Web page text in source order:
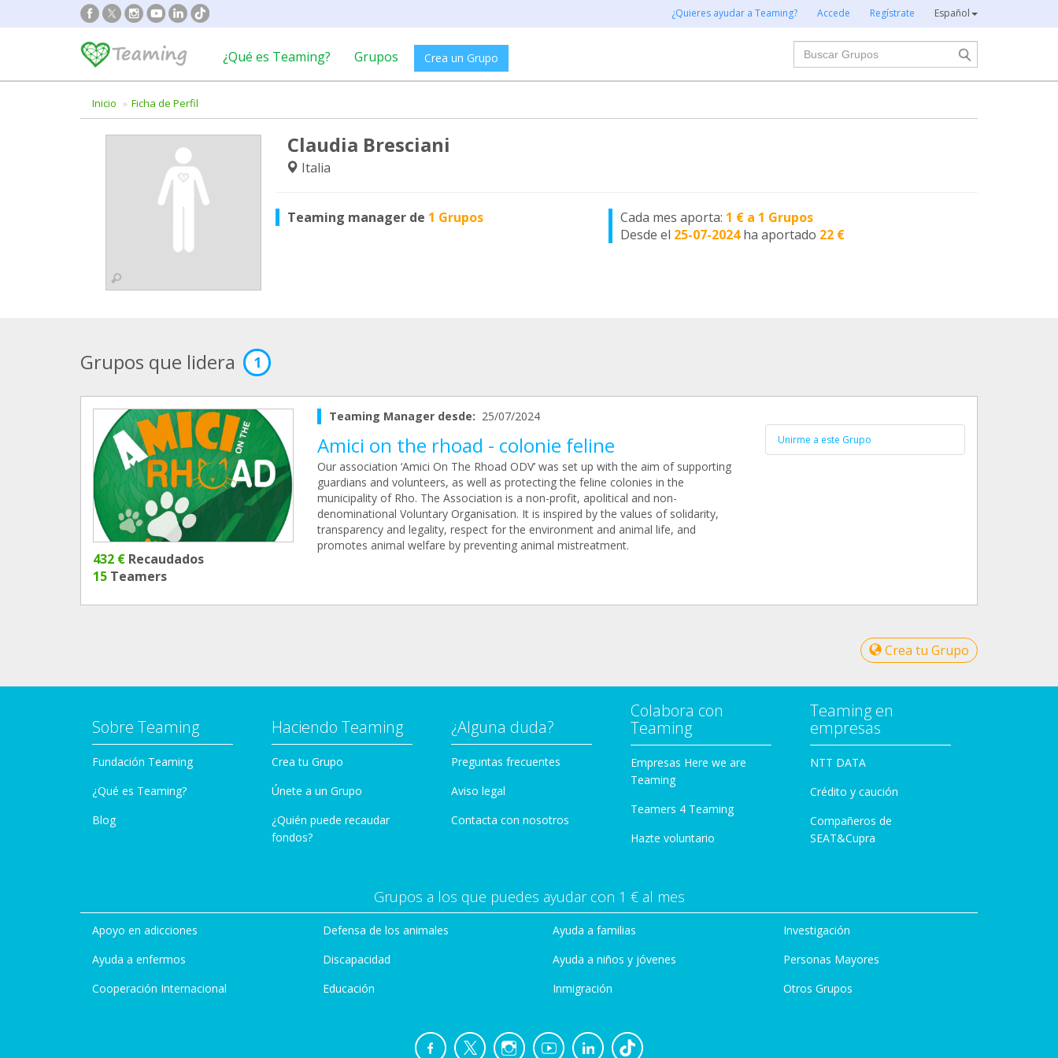
¿Quieres ayudar a Teaming? Accede Regístrate Español
¿Qué es Teaming? Grupos Crea un Grupo
Buscar
Inicio Ficha de Perfil
Claudia Bresciani
Italia
Teaming manager de 1 Grupos Cada mes aporta: 1 € a 1 Grupos
Desde el 25-07-2024 ha aportado 22 €
Grupos que lidera 1
432 € Recaudados
15 Teamers
Teaming Manager desde: 25/07/2024
Amici on the rhoad - colonie feline
Our association ‘Amici On The Rhoad ODV’ was set up with the aim of supporting
guardians and volunteers, as well as protecting the feline colonies in the
municipality of Rho. The Association is a non-profit, apolitical and non-
denominational Voluntary Organisation. It is inspired by the values of solidarity,
transparency and legality, respect for the environment and animal life, and
promotes animal welfare by preventing animal mistreatment.
Unirme a este Grupo
Crea tu Grupo
Sobre Teaming
Fundación Teaming
¿Qué es Teaming?
Blog
Haciendo Teaming
Crea tu Grupo
Únete a un Grupo
¿Quién puede recaudar
fondos?
¿Alguna duda?
Preguntas frecuentes
Aviso legal
Contacta con nosotros
Colabora con
Teaming
Empresas Here we are
Teaming
Teamers 4 Teaming
Hazte voluntario
Teaming en
empresas
NTT DATA
Crédito y caución
Compañeros de
SEAT&Cupra
Grupos a los que puedes ayudar con 1 € al mes
Apoyo en adicciones
Ayuda a enfermos
Cooperación Internacional
Defensa de los animales
Discapacidad
Educación
Ayuda a familias
Ayuda a niños y jóvenes
Inmigración
Investigación
Personas Mayores
Otros Grupos